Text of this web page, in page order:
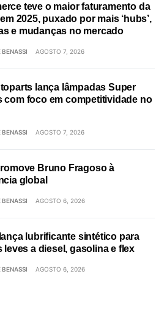
teve o maior faturamento da
2025, puxado por mais ‘hubs’,
e mudanças no mercado
AGOSTO 7, 2026
lança lâmpadas Super
com foco em competitividade no
AGOSTO 7, 2026
Bruno Fragoso à
global
AGOSTO 6, 2026
lubrificante sintético para
leves a diesel, gasolina e flex
AGOSTO 6, 2026